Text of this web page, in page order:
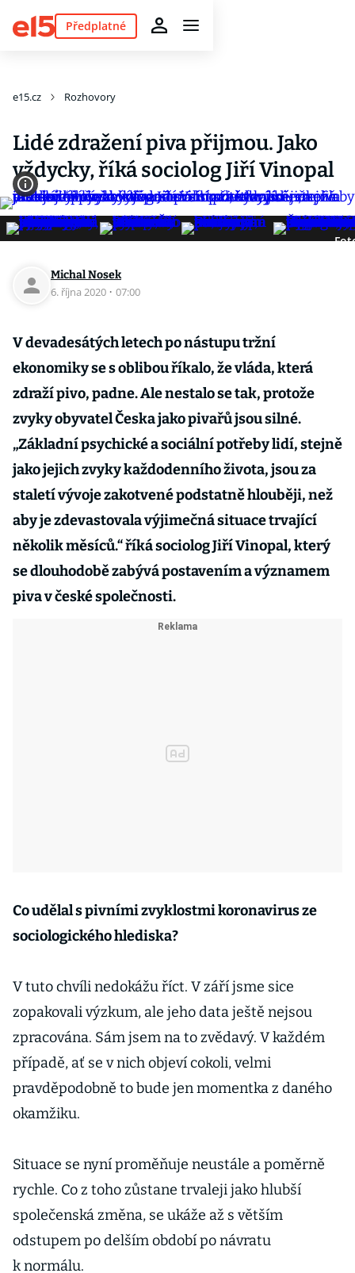
Předplatné
e15.cz Rozhovory
Lidé zdražení piva přijmou. Jako
vždycky, říká sociolog Jiří Vinopal
Michal Nosek
6. října 2020 · 07:00
V devadesátých letech po nástupu tržní
ekonomiky se s oblibou říkalo, že vláda, která
zdraží pivo, padne. Ale nestalo se tak, protože
zvyky obyvatel Česka jako pivařů jsou silné.
„Základní psychické a sociální potřeby lidí, stejně
jako jejich zvyky každodenního života, jsou za
staletí vývoje zakotvené podstatně hlouběji, než
aby je zdevastovala výjimečná situace trvající
několik měsíců.“ říká sociolog Jiří Vinopal, který
se dlouhodobě zabývá postavením a významem
piva v české společnosti.
Co udělal s pivními zvyklostmi koronavirus ze
sociologického hlediska?
V tuto chvíli nedokážu říct. V září jsme sice
zopakovali výzkum, ale jeho data ještě nejsou
zpracována. Sám jsem na to zvědavý. V každém
případě, ať se v nich objeví cokoli, velmi
pravděpodobně to bude jen momentka z daného
okamžiku.
Situace se nyní proměňuje neustále a poměrně
rychle. Co z toho zůstane trvaleji jako hlubší
společenská změna, se ukáže až s větším
odstupem po delším období po návratu
k normálu.